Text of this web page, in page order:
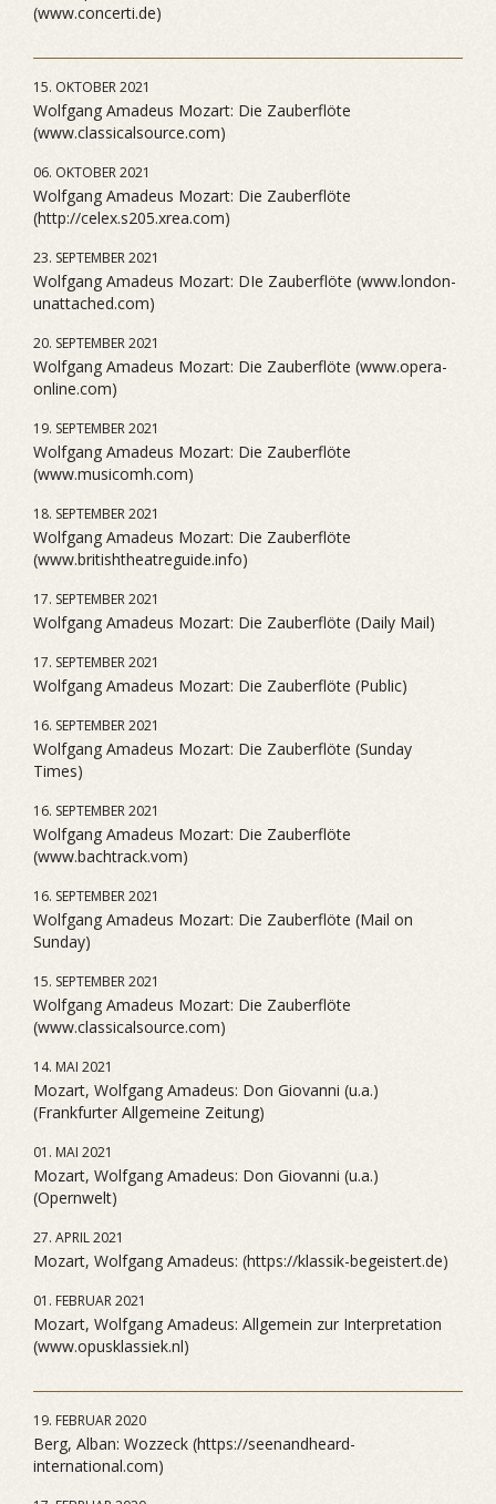
(www.concerti.de)
15. OKTOBER 2021
Wolfgang Amadeus Mozart: Die Zauberflöte
(www.classicalsource.com)
06. OKTOBER 2021
Wolfgang Amadeus Mozart: Die Zauberflöte
(http://celex.s205.xrea.com)
23. SEPTEMBER 2021
Wolfgang Amadeus Mozart: DIe Zauberflöte (www.london-
unattached.com)
20. SEPTEMBER 2021
Wolfgang Amadeus Mozart: Die Zauberflöte (www.opera-
online.com)
19. SEPTEMBER 2021
Wolfgang Amadeus Mozart: Die Zauberflöte
(www.musicomh.com)
18. SEPTEMBER 2021
Wolfgang Amadeus Mozart: Die Zauberflöte
(www.britishtheatreguide.info)
17. SEPTEMBER 2021
Wolfgang Amadeus Mozart: Die Zauberflöte (Daily Mail)
17. SEPTEMBER 2021
Wolfgang Amadeus Mozart: Die Zauberflöte (Public)
16. SEPTEMBER 2021
Wolfgang Amadeus Mozart: Die Zauberflöte (Sunday
Times)
16. SEPTEMBER 2021
Wolfgang Amadeus Mozart: Die Zauberflöte
(www.bachtrack.vom)
16. SEPTEMBER 2021
Wolfgang Amadeus Mozart: Die Zauberflöte (Mail on
Sunday)
15. SEPTEMBER 2021
Wolfgang Amadeus Mozart: Die Zauberflöte
(www.classicalsource.com)
14. MAI 2021
Mozart, Wolfgang Amadeus: Don Giovanni (u.a.)
(Frankfurter Allgemeine Zeitung)
01. MAI 2021
Mozart, Wolfgang Amadeus: Don Giovanni (u.a.)
(Opernwelt)
27. APRIL 2021
Mozart, Wolfgang Amadeus: (https://klassik-begeistert.de)
01. FEBRUAR 2021
Mozart, Wolfgang Amadeus: Allgemein zur Interpretation
(www.opusklassiek.nl)
19. FEBRUAR 2020
Berg, Alban: Wozzeck (https://seenandheard-
international.com)